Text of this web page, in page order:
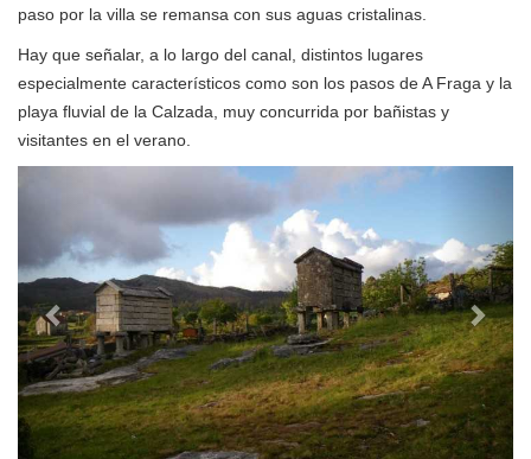
paso por la villa se remansa con sus aguas cristalinas.
Hay que señalar, a lo largo del canal, distintos lugares
especialmente característicos como son los pasos de A Fraga y la
playa fluvial de la Calzada, muy concurrida por bañistas y
visitantes en el verano.